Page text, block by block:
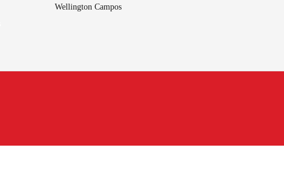
Wellington Campos